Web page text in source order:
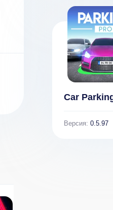
Car
Версия: 0.5.97